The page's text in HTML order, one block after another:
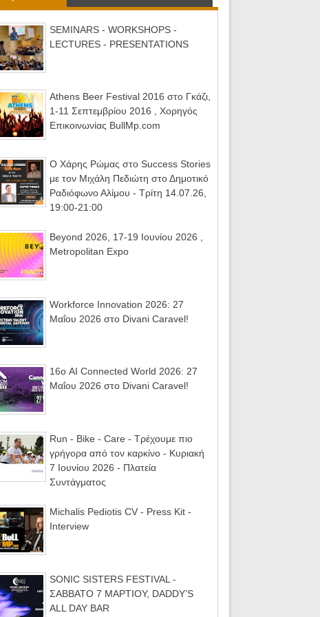
SEMINARS - WORKSHOPS -
LECTURES - PRESENTATIONS
Athens Beer Festival 2016 στο Γκάζι,
1-11 Σεπτεμβρίου 2016 , Χορηγός
Επικοινωνίας BullMp.com
Ο Χάρης Ρώμας στο Success Stories
με τον Μιχάλη Πεδιώτη στο Δημοτικό
Ραδιόφωνο Αλίμου - Τρίτη 14.07.26,
19:00-21:00
Beyond 2026, 17-19 Ιουνίου 2026 ,
Metropolitan Expo
Workforce Innovation 2026: 27
Μαΐου 2026 στο Divani Caravel!
16ο AI Connected World 2026: 27
Μαΐου 2026 στο Divani Caravel!
Run - Bike - Care - Τρέχουμε πιο
γρήγορα από τον καρκίνο - Κυριακή
7 Ιουνίου 2026 - Πλατεία
Συντάγματος
Michalis Pediotis CV - Press Kit -
Interview
SONIC SISTERS FESTIVAL -
ΣΑΒΒΑΤΟ 7 ΜΑΡΤΙΟΥ, DADDY’S
ALL DAY BAR